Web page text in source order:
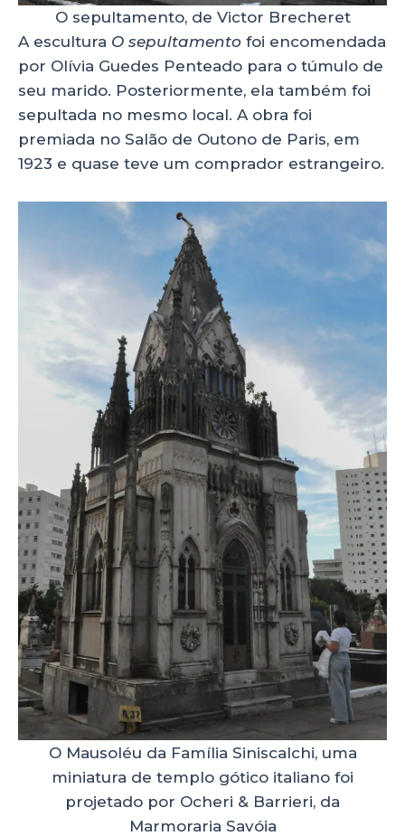
O sepultamento, de Victor Brecheret
A escultura O sepultamento foi encomendada
por Olívia Guedes Penteado para o túmulo de
seu marido. Posteriormente, ela também foi
sepultada no mesmo local. A obra foi
premiada no Salão de Outono de Paris, em
1923 e quase teve um comprador estrangeiro.
O Mausoléu da Família Siniscalchi, uma
miniatura de templo gótico italiano foi
projetado por Ocheri & Barrieri, da
Marmoraria Savóia